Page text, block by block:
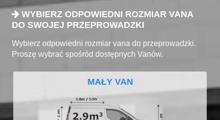
WYBIERZ ODPOWIEDNI ROZMIAR VANA
DO SWOJEJ PRZEPROWADZKI
Wybierz odpowiedni rozmiar vana do przeprowadzki.
Proszę wybrać spośród dostępnych Vanów.
MAŁY VAN